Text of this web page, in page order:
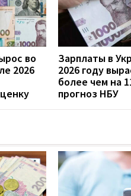
во
2026
Зарплаты в
2026 году
более чем на
прогноз НБУ